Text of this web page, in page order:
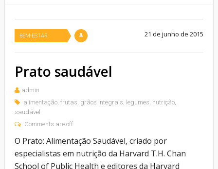
BEM-ESTAR 21 de junho de 2015
Prato saudável
admin
alimentação, frutas, grãos integrais, legumes, nutrição,
saudável
Comments are off
O Prato: Alimentação Saudável, criado por
especialistas em nutrição da Harvard T.H. Chan
School of Public Health e editores da Harvard